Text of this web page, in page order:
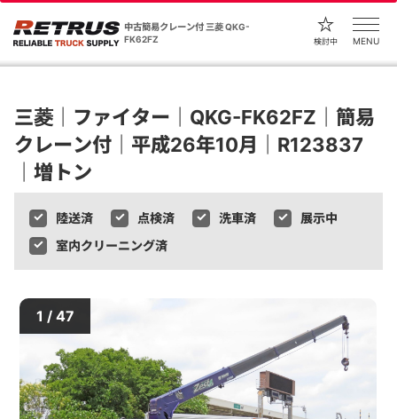
中古簡易クレーン付 三菱 QKG-
FK62FZ
検討中 MENU
三菱｜ファイター｜QKG-FK62FZ｜簡易
クレーン付｜平成26年10月｜R123837
｜増トン
陸送済 点検済 洗車済
展示中
室内クリーニング済
1 / 47